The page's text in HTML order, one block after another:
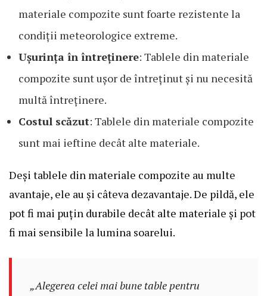
materiale compozite sunt foarte rezistente la
condiții meteorologice extreme.
Ușurința în întreținere: Tablele din materiale
compozite sunt ușor de întreținut și nu necesită
multă întreținere.
Costul scăzut: Tablele din materiale compozite
sunt mai ieftine decât alte materiale.
Deși tablele din materiale compozite au multe
avantaje, ele au și câteva dezavantaje. De pildă, ele
pot fi mai puțin durabile decât alte materiale și pot
fi mai sensibile la lumina soarelui.
„Alegerea celei mai bune table pentru